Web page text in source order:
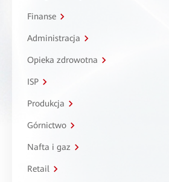
Finanse
Administracja
Opieka zdrowotna
ISP
Produkcja
Górnictwo
Nafta i gaz
Retail